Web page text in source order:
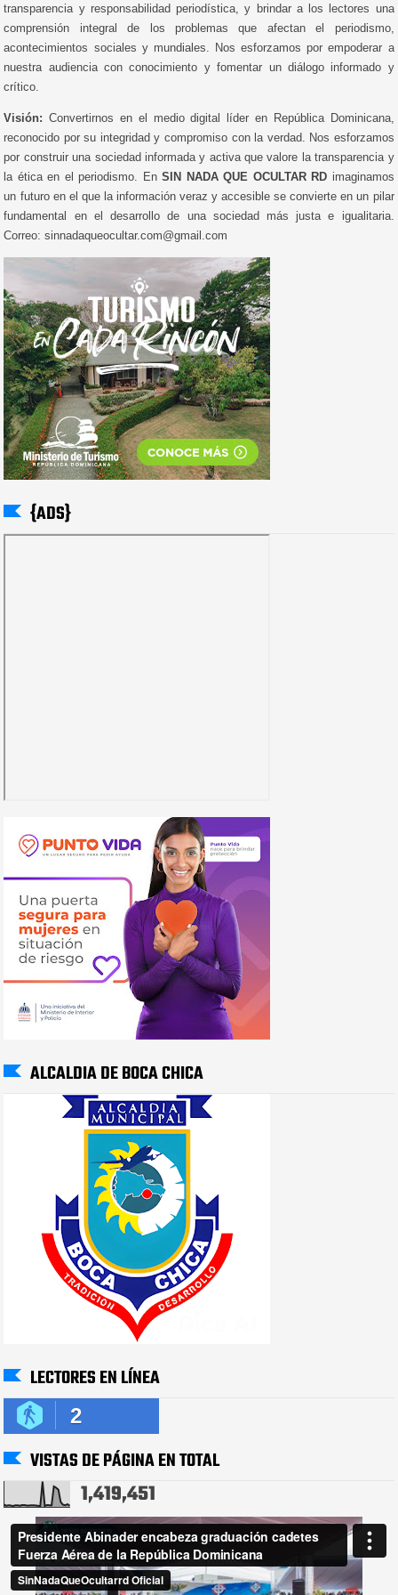
transparencia y responsabilidad periodística, y brindar a los lectores una
comprensión integral de los problemas que afectan el periodismo,
acontecimientos sociales y mundiales. Nos esforzamos por empoderar a
nuestra audiencia con conocimiento y fomentar un diálogo informado y
crítico.
Visión: Convertirnos en el medio digital líder en República Dominicana,
reconocido por su integridad y compromiso con la verdad. Nos esforzamos
por construir una sociedad informada y activa que valore la transparencia y
la ética en el periodismo. EnSIN NADA QUE OCULTAR RD imaginamos
un futuro en el que la información veraz y accesible se convierte en un pilar
fundamental en el desarrollo de una sociedad más justa e igualitaria.
Correo: sinnadaqueocultar.com@gmail.com
{ADS}
ALCALDIA DE BOCA CHICA
LECTORES EN LÍNEA
2
VISTAS DE PÁGINA EN TOTAL
1,419,451